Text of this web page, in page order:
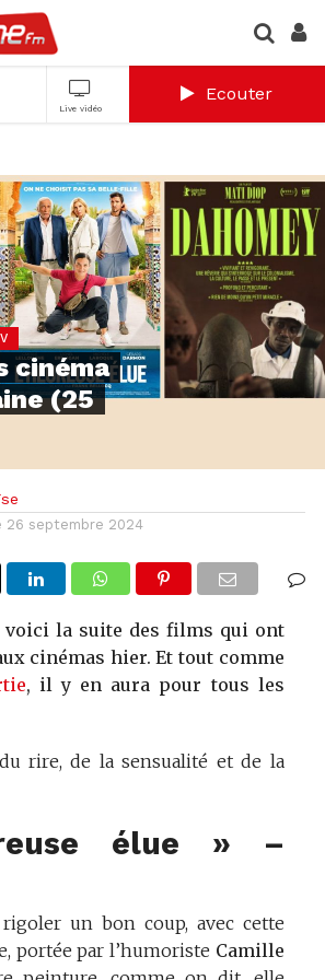
Live vidéo
Ecouter
cinéma
(25
26 septembre 2024
voici la suite des films qui ont
cinémas hier. Et tout comme
, il y en aura pour tous les
rire, de la sensualité et de la
élue » –
un bon coup, avec cette
portée par l’humoriste Camille